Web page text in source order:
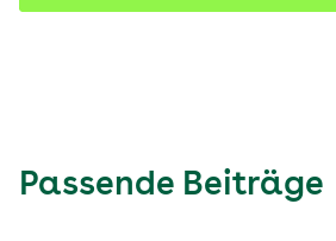
Passende Beiträge